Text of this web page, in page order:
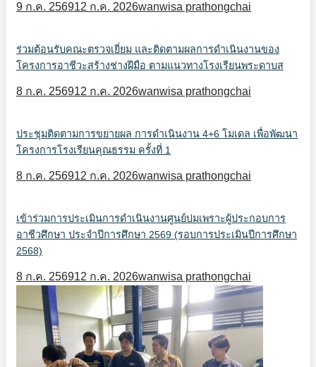
9 ก.ค. 256912 ก.ค. 2026wanwisa prathongchai
ร่วมต้อนรับคณะตรวจเยี่ยม และติดตามผลการดำเนินงานของ
โครงการอาชีวะสร้างช่างฝีมือ ตามแนวทางโรงเรียนพระดาบส
8 ก.ค. 256912 ก.ค. 2026wanwisa prathongchai
ประชุมติดตามการขยายผล การดำเนินงาน 4+6 โมเดล เพื่อพัฒนา
โครงการโรงเรียนคุณธรรม ครั้งที่ 1
8 ก.ค. 256912 ก.ค. 2026wanwisa prathongchai
เข้าร่วมการประเมินการดำเนินงานศูนย์บ่มเพราะผู้ประกอบการ
อาชีวศึกษา ประจำปีการศึกษา 2569 (รอบการประเมินปีการศึกษา
2568)
8 ก.ค. 256912 ก.ค. 2026wanwisa prathongchai